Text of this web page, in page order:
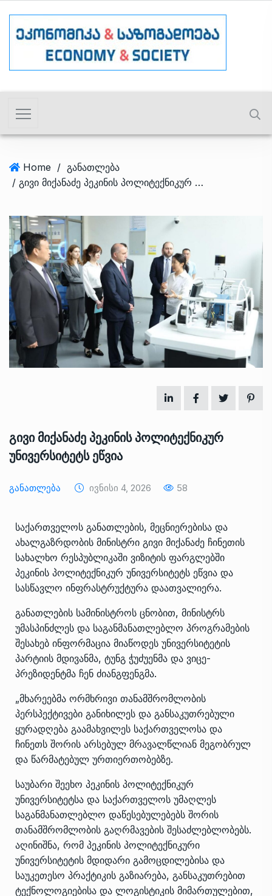
Home / განათლება
/ გივი მიქანაძე პეკინის პოლიტექნიკურ უნივერსიტეტს ეწვია
გივი მიქანაძე პეკინის პოლიტექნიკურ
უნივერსიტეტს ეწვია
Განათლება Ივნისი 4, 2026 58
საქართველოს განათლების, მეცნიერებისა და
ახალგაზრდობის მინისტრი გივი მიქანაძე ჩინეთის
სახალხო რესპუბლიკაში ვიზიტის ფარგლებში
პეკინის პოლიტექნიკურ უნივერსიტეტს ეწვია და
სასწავლო ინფრასტრუქტურა დაათვალიერა.
განათლების სამინისტროს ცნობით, მინისტრს
უმასპინძლეს და საგანმანათლებლო პროგრამების
შესახებ ინფორმაცია მიაწოდეს უნივერსიტეტის
პარტიის მდივანმა, ტუნგ ჭუძუენმა და ვიცე-
პრეზიდენტმა ჩენ ძიანგფენგმა.
„მხარეებმა ორმხრივი თანამშრომლობის
პერსპექტივები განიხილეს და განსაკუთრებული
ყურადღება გაამახვილეს საქართველოსა და
ჩინეთს შორის არსებულ მრავალწლიან მეგობრულ
და წარმატებულ ურთიერთობებზე.
საუბარი შეეხო პეკინის პოლიტექნიკურ
უნივერსიტეტსა და საქართველოს უმაღლეს
საგანმანათლებლო დაწესებულებებს შორის
თანამშრომლობის გაღრმავების შესაძლებლობებს.
აღინიშნა, რომ პეკინის პოლიტექნიკური
უნივერსიტეტის მდიდარი გამოცდილებისა და
საუკეთესო პრაქტიკის გაზიარება, განსაკუთრებით
ტექნოლოგიებისა და ლოგისტიკის მიმართულებით,